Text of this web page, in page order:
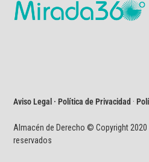
Aviso Legal · Política de Privacidad ·
Almacén de Derecho © Copyright 2020
reservados